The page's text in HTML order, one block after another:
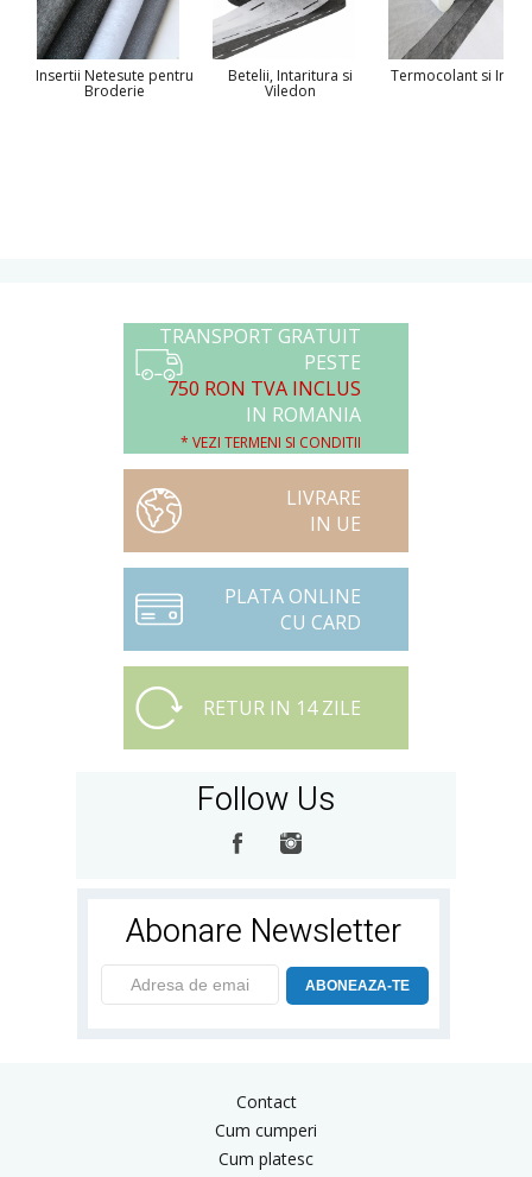
Insertii Netesute pentru
Broderie
Betelii, Intaritura si
Viledon
Termocolant si
TRANSPORT GRATUIT
PESTE
750 RON TVA INCLUS
IN ROMANIA
* VEZI TERMENI SI CONDITII
LIVRARE
IN UE
PLATA ONLINE
CU CARD
RETUR IN 14 ZILE
Follow Us
Abonare Newsletter
ABONEAZA-TE
Contact
Cum cumperi
Cum platesc